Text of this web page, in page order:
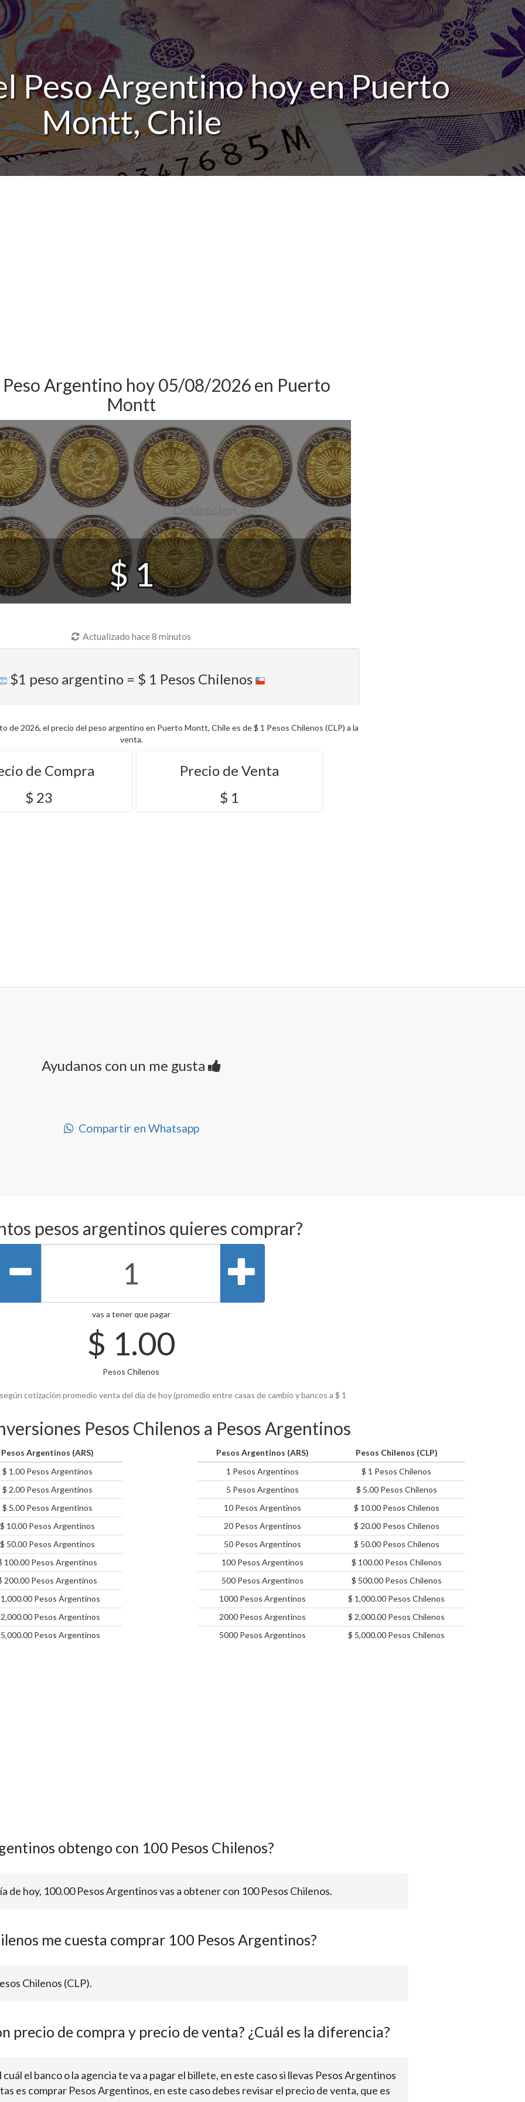
Peso Argentino hoy en Puerto
Montt, Chile
Peso Argentino hoy 05/08/2026 en Puerto
Montt
$ 1
Actualizado hace 8 minutos
$1 peso argentino = $ 1 Pesos Chilenos
de 2026, el precio del peso argentino en Puerto Montt, Chile es de $ 1 Pesos Chilenos (CLP) a la
venta.
de Compra
$ 23
Precio de Venta
$ 1
Ayudanos con un me gusta
Compartir en Whatsapp
pesos argentinos quieres comprar?
vas a tener que pagar
$ 1.00
Pesos Chilenos
cotización promedio venta del día de hoy (promedio entre casas de cambio y bancos a $ 1
Pesos Chilenos a Pesos Argentinos
Pesos Argentinos (ARS)
$ 1.00 Pesos Argentinos
$ 2.00 Pesos Argentinos
$ 5.00 Pesos Argentinos
$ 10.00 Pesos Argentinos
$ 50.00 Pesos Argentinos
100.00 Pesos Argentinos
200.00 Pesos Argentinos
Pesos Argentinos
Pesos Argentinos
Pesos Argentinos
Pesos Argentinos (ARS)
Pesos Chilenos (CLP)
1 Pesos Argentinos
$ 1 Pesos Chilenos
5 Pesos Argentinos
$ 5.00 Pesos Chilenos
10 Pesos Argentinos
$ 10.00 Pesos Chilenos
20 Pesos Argentinos
$ 20.00 Pesos Chilenos
50 Pesos Argentinos
$ 50.00 Pesos Chilenos
100 Pesos Argentinos
$ 100.00 Pesos Chilenos
500 Pesos Argentinos
$ 500.00 Pesos Chilenos
1000 Pesos Argentinos
$ 1,000.00 Pesos Chilenos
2000 Pesos Argentinos
$ 2,000.00 Pesos Chilenos
5000 Pesos Argentinos
$ 5,000.00 Pesos Chilenos
obtengo con 100 Pesos Chilenos?
de hoy, 100.00 Pesos Argentinos vas a obtener con 100 Pesos Chilenos.
me cuesta comprar 100 Pesos Argentinos?
Chilenos (CLP).
precio de compra y precio de venta? ¿Cuál es la diferencia?
el banco o la agencia te va a pagar el billete, en este caso si llevas Pesos Argentinos
es comprar Pesos Argentinos, en este caso debes revisar el precio de venta, que es